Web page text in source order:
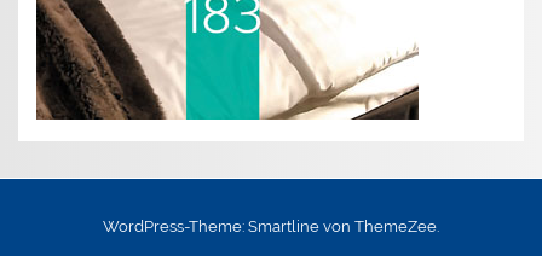
WordPress-Theme: Smartline von ThemeZee.